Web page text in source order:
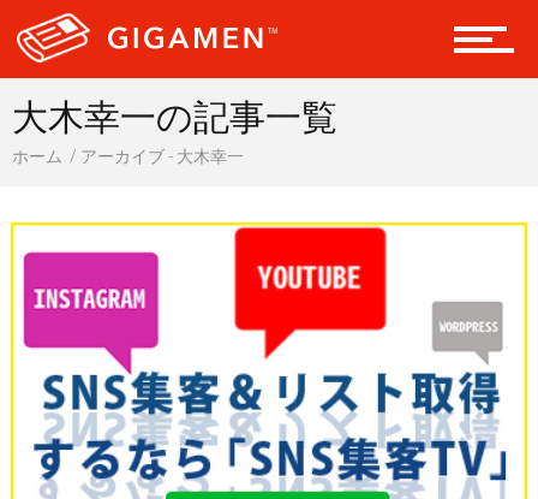
ドライブ 車
ギア
レジャー
大木幸一の記事一覧
ホーム アーカイブ - 大木幸一